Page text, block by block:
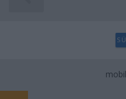
mobil